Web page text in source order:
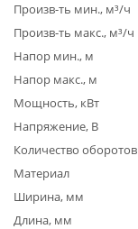
Произв-ть мин., м³/ч
Произв-ть макс., м³/ч
Напор мин., м
Напор макс., м
Мощность, кВт
Напряжение, В
Количество оборотов
Материал
Ширина, мм
Длина, мм